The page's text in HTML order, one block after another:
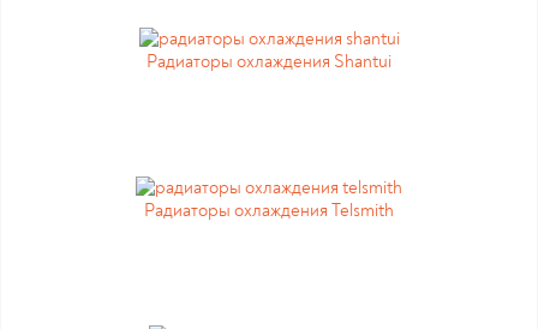
Радиаторы охлаждения Shantui
Радиаторы охлаждения Telsmith